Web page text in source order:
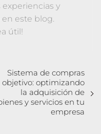
y
este blog.
útil!
Sistema de compras
objetivo: optimizando
la adquisición de
y servicios en tu
empresa